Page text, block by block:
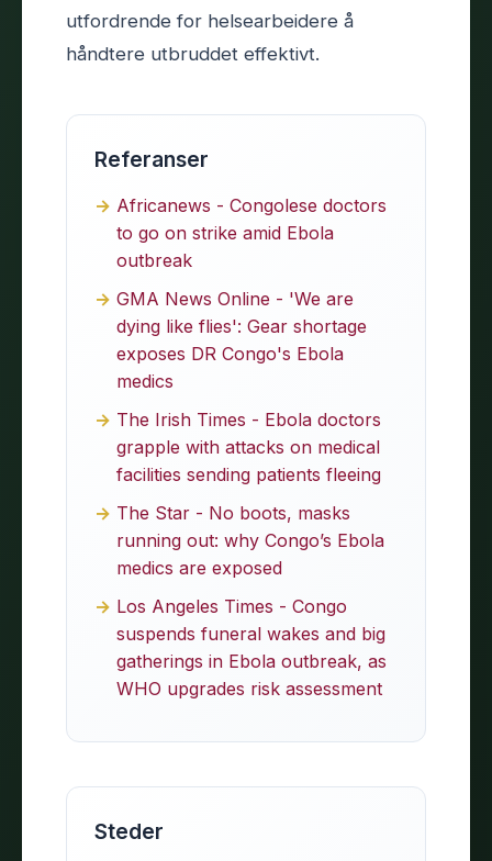
utfordrende for helsearbeidere å
håndtere utbruddet effektivt.
Referanser
Africanews - Congolese doctors
to go on strike amid Ebola
outbreak
GMA News Online - 'We are
dying like flies': Gear shortage
exposes DR Congo's Ebola
medics
The Irish Times - Ebola doctors
grapple with attacks on medical
facilities sending patients fleeing
The Star - No boots, masks
running out: why Congo’s Ebola
medics are exposed
Los Angeles Times - Congo
suspends funeral wakes and big
gatherings in Ebola outbreak, as
WHO upgrades risk assessment
Steder